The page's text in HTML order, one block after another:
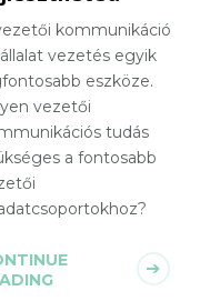
kommunikáció
vezetés egyik
eszköze.
vezetői
tudás
a fontosabb